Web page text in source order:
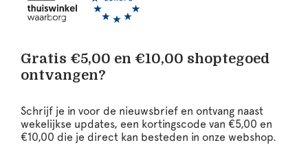
Gratis €5,00 en €10,00 shoptegoed
ontvangen?
Schrijf je in voor de nieuwsbrief en ontvang naast
wekelijkse updates, een kortingscode van €5,00 en
€10,00 die je direct kan besteden in onze webshop.